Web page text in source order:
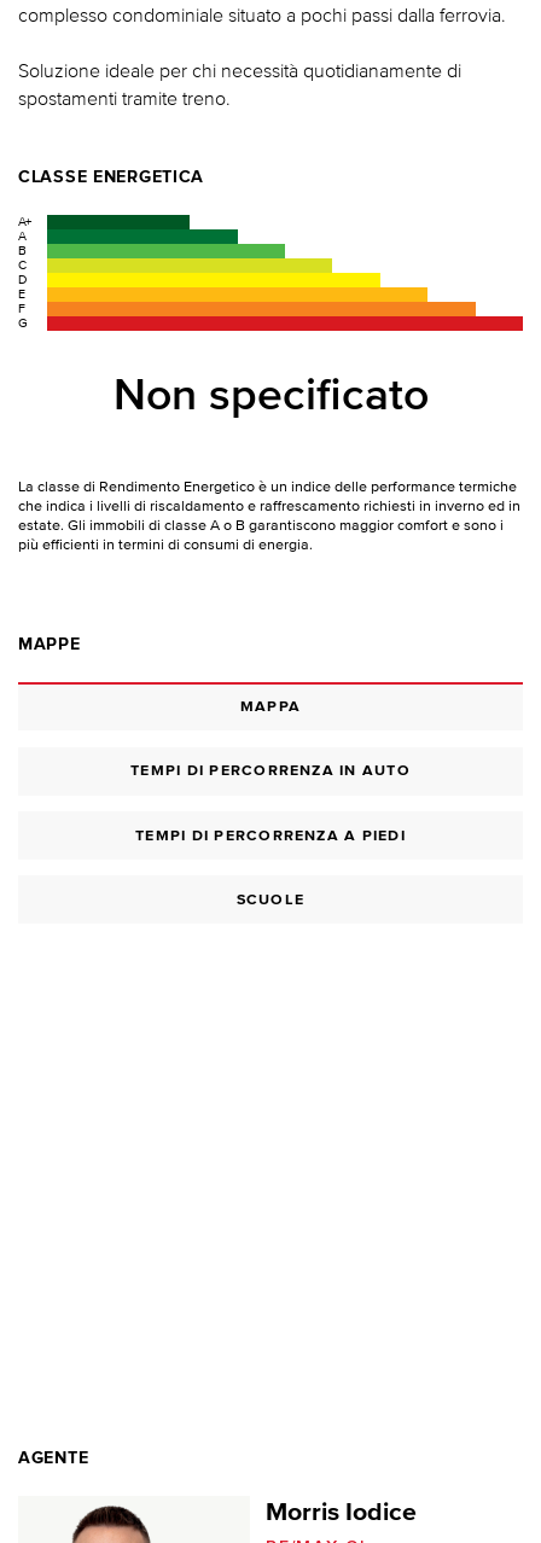
complesso condominiale situato a pochi passi dalla ferrovia.
Soluzione ideale per chi necessità quotidianamente di
spostamenti tramite treno.
CLASSE ENERGETICA
A+
A
B
C
D
E
F
G
Non specificato
La classe di Rendimento Energetico è un indice delle performance termiche
che indica i livelli di riscaldamento e raffrescamento richiesti in inverno ed in
estate. Gli immobili di classe A o B garantiscono maggior comfort e sono i
più efficienti in termini di consumi di energia.
MAPPE
MAPPA
TEMPI DI PERCORRENZA IN AUTO
TEMPI DI PERCORRENZA A PIEDI
SCUOLE
AGENTE
Morris Iodice